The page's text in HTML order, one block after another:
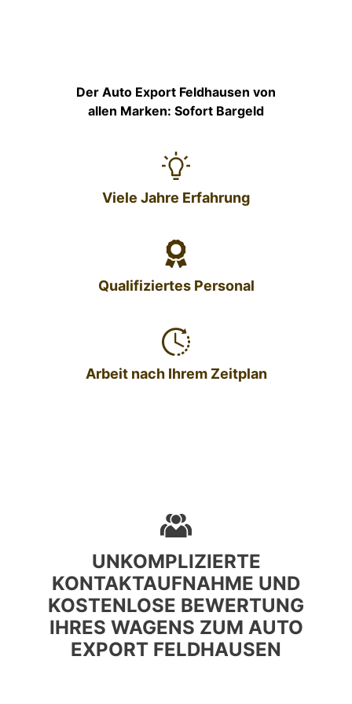
Der Auto Export Feldhausen von
allen Marken: Sofort Bargeld
Viele Jahre Erfahrung
Qualifiziertes Personal
Arbeit nach Ihrem Zeitplan
UNKOMPLIZIERTE
KONTAKTAUFNAHME UND
KOSTENLOSE BEWERTUNG
IHRES WAGENS ZUM AUTO
EXPORT FELDHAUSEN